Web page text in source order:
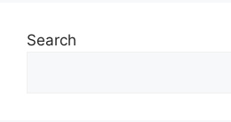
Search